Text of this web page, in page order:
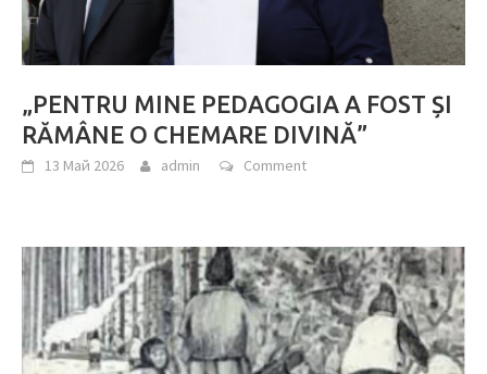
„PENTRU MINE PEDAGOGIA A FOST ȘI
RĂMÂNE O CHEMARE DIVINĂ”
13 Май 2026 admin Comment